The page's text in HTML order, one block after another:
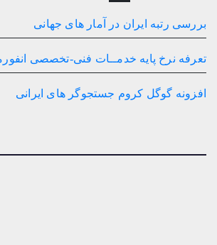
بررسی رتبه ایران در آمار های جهانی
تعرفه نرخ پایه خدمــات فنی-تخصصی
افزونه گوگل کروم جستجوگر های ایرانی